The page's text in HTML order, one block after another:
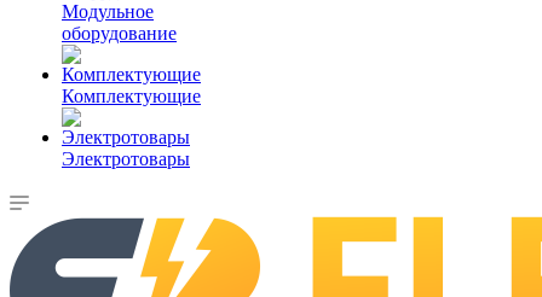
Модульное
оборудование
Комплектующие
Электротовары